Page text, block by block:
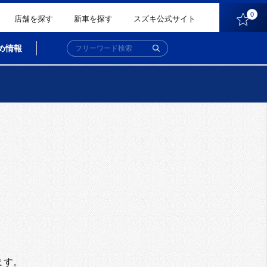
店舗を探す 新車を探す スズキ公式サイト 0
情報
す。